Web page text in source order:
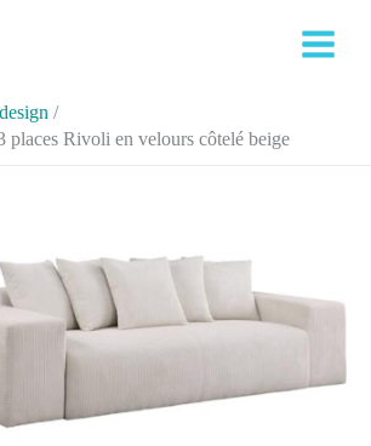
places Rivoli en velours côtelé beige